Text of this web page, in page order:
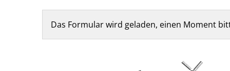
Feedback-
Formular
Das Formular wird geladen, einen Moment